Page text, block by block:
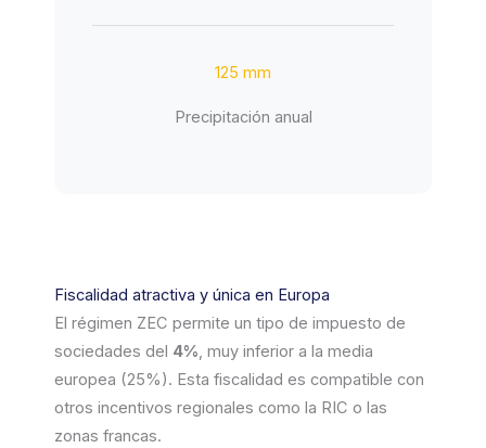
125 mm
Precipitación anual
Fiscalidad atractiva y única en Europa
El régimen ZEC permite un tipo de impuesto de
sociedades del 4%, muy inferior a la media
europea (25%). Esta fiscalidad es compatible con
otros incentivos regionales como la RIC o las
zonas francas.